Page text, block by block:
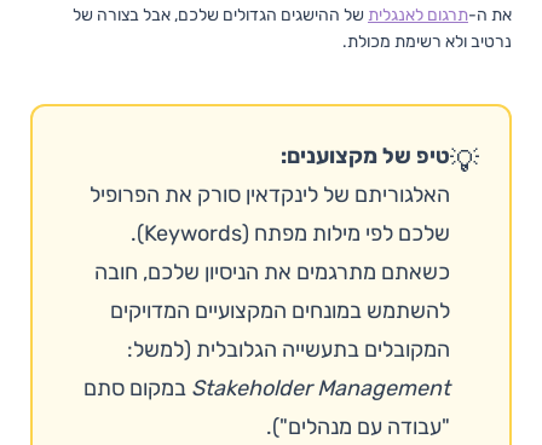
את ה-תרגום לאנגלית של ההישגים הגדולים שלכם, אבל בצורה של
נרטיב ולא רשימת מכולת.
💡טיפ של מקצוענים:
האלגוריתם של לינקדאין סורק את הפרופיל
שלכם לפי מילות מפתח (Keywords).
כשאתם מתרגמים את הניסיון שלכם, חובה
להשתמש במונחים המקצועיים המדויקים
המקובלים בתעשייה הגלובלית (למשל:
Stakeholder Management במקום סתם
"עבודה עם מנהלים").